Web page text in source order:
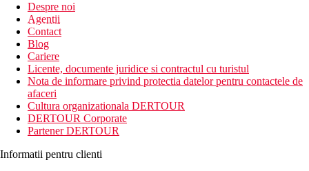
newsletter!
Despre noi
Agentii
Contact
Blog
Cariere
Licente, documente juridice si contractul cu turistul
Nota de informare privind protectia datelor pentru contactele de
afaceri
Cultura organizationala DERTOUR
DERTOUR Corporate
Partener DERTOUR
Informatii pentru clienti